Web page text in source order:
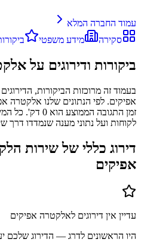
עמוד החברה המלא
סקירה
מידע משפטי
ביקורות ודירוגים על
בעמוד זה מרוכזות הביקורות,
זמן התגובה
לקוחות ועל נתוני מענה שנמדדו דרך
דירוג כללי של שירות
אפיקים
עדיין אין דירוגים לאלקטרה אפיקים
היו הראשונים לדרג — הדירוג שלכם